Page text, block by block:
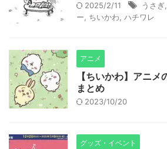
2025/2/11 うさぎ
ー
ちいかわ ハチワレ
アニメ
【ちいかわ】アニメ
まとめ
2023/10/20
グッズ・イベント